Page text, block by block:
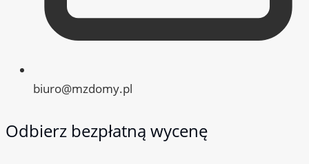
biuro@mzdomy.pl
Odbierz bezpłatną wycenę